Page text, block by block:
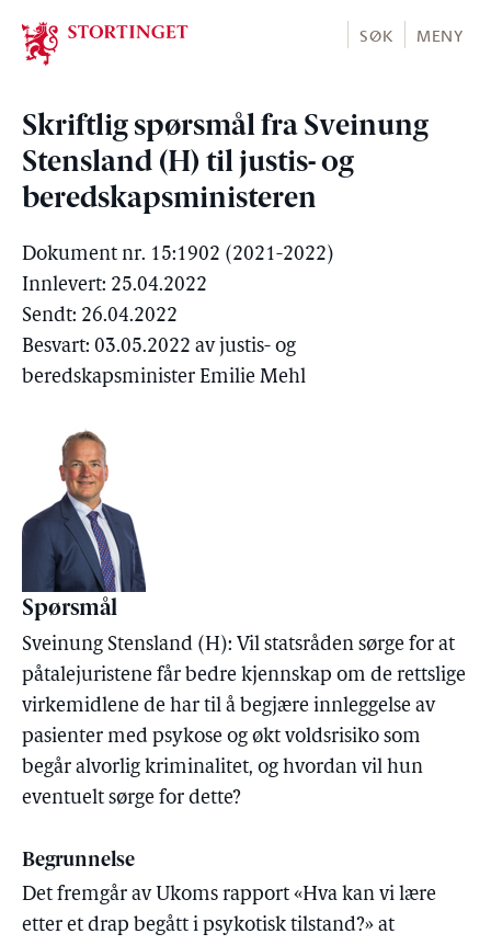
Stortinget.no
SØK MENY
Skriftlig spørsmål fra Sveinung
Stensland (H) til justis- og
beredskapsministeren
Dokument nr. 15:1902 (2021-2022)
Innlevert: 25.04.2022
Sendt: 26.04.2022
Besvart: 03.05.2022 av justis- og
beredskapsminister Emilie Mehl
Spørsmål
Sveinung Stensland (H): Vil statsråden sørge for at
påtalejuristene får bedre kjennskap om de rettslige
virkemidlene de har til å begjære innleggelse av
pasienter med psykose og økt voldsrisiko som
begår alvorlig kriminalitet, og hvordan vil hun
eventuelt sørge for dette?
Begrunnelse
Det fremgår av Ukoms rapport «Hva kan vi lære
etter et drap begått i psykotisk tilstand?» at